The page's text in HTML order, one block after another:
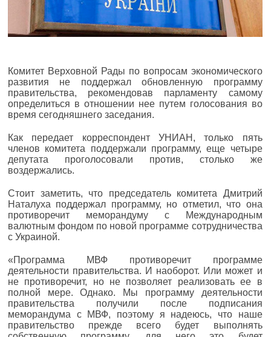
Комитет Верховной Рады по вопросам экономического
развития не поддержал обновленную программу
правительства, рекомендовав парламенту самому
определиться в отношении нее путем голосования во
время сегодняшнего заседания.
Как передает корреспондент УНИАН, только пять
членов комитета поддержали программу, еще четыре
депутата проголосовали против, столько же
воздержались.
Стоит заметить, что председатель комитета Дмитрий
Наталуха поддержал программу, но отметил, что она
противоречит меморандуму с Международным
валютным фондом по новой программе сотрудничества
с Украиной.
«Программа МВФ противоречит программе
деятельности правительства. И наоборот. Или может и
не противоречит, но не позволяет реализовать ее в
полной мере. Однако. Мы программу деятельности
правительства получили после подписания
меморандума с МВФ, поэтому я надеюсь, что наше
правительство прежде всего будет выполнять